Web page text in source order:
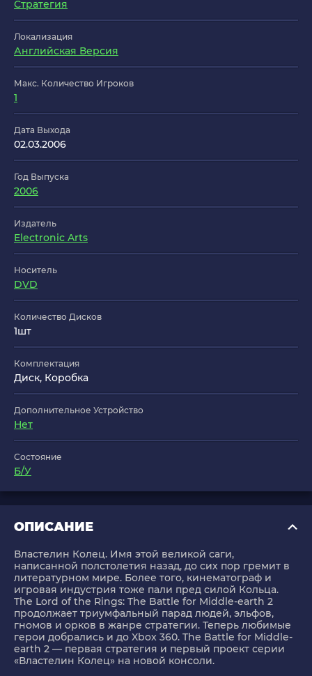
Стратегия
Локализация
Английская Версия
Макс. Количество Игроков
1
Дата Выхода
02.03.2006
Год Выпуска
2006
Издатель
Electronic Arts
Носитель
DVD
Количество Дисков
1шт
Комплектация
Диск, Коробка
Дополнительное Устройство
Нет
Состояние
Б/У
ОПИСАНИЕ
Властелин Колец. Имя этой великой саги,
написанной полстолетия назад, до сих пор гремит в
литературном мире. Более того, кинематограф и
игровая индустрия тоже пали пред силой Кольца.
The Lord of the Rings: The Battle for Middle-earth 2
продолжает триумфальный парад людей, эльфов,
гномов и орков в жанре стратегии. Теперь любимые
герои добрались и до Xbox 360. The Battle for Middle-
earth 2 — первая стратегия и первый проект серии
«Властелин Колец» на новой консоли.